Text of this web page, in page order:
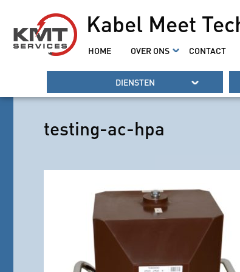
Kabel Meet
HOME OVER ONS CONTACT
DIENSTEN
testing-ac-hpa